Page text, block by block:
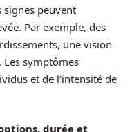
signes peuvent
Par exemple, des
une vision
symptômes
et de l’intensité de
durée et